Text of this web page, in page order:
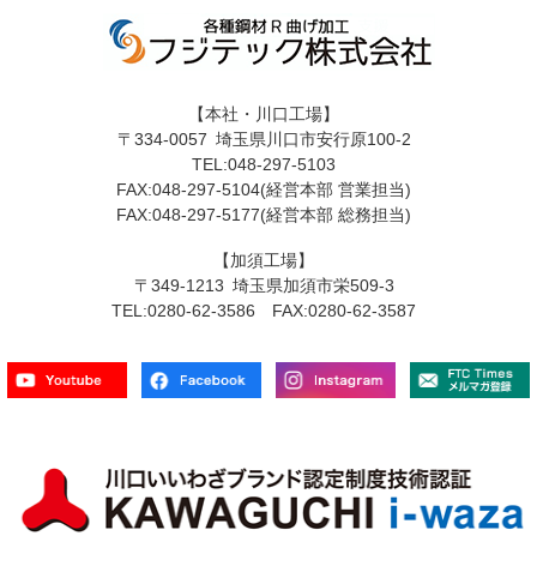
【本社・川口工場】
〒334-0057 埼玉県川口市安行原100-2
TEL:048-297-5103
FAX:048-297-5104(経営本部 営業担当)
FAX:048-297-5177(経営本部 総務担当)
【加須工場】
〒349-1213 埼玉県加須市栄509-3
TEL:0280-62-3586 FAX:0280-62-3587